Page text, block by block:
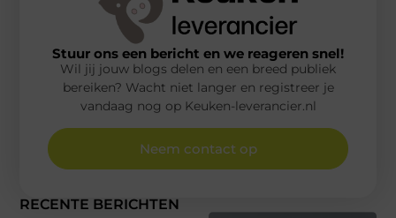
RECENTE BERICHTEN
Stuur ons een bericht en we reageren snel!
Wil jij jouw blogs delen en een breed publiek
bereiken? Wacht niet langer en registreer je
vandaag nog op Keuken-leverancier.nl
Neem contact op